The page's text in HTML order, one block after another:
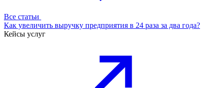
Все статьи
Как увеличить выручку предприятия в 24 раза за два года?
Кейсы услуг